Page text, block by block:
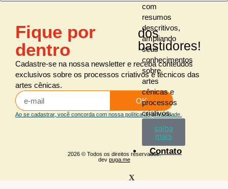
com
resumos
descritivos,
ampliando
seus
conhecimentos
sobre
artes
cênicas e
processos
criativos.
saiba
mais
Contato
X
2026 © Todos os direitos reservados.
dev puga.me
dos
bastidores!
Fique por
dentro
Cadastre-se na nossa newsletter e receba conteúdos
exclusivos sobre os processos criativos e técnicos das
artes cênicas.
OK
Ao se cadastrar, você concorda com nossa política de privacidade.